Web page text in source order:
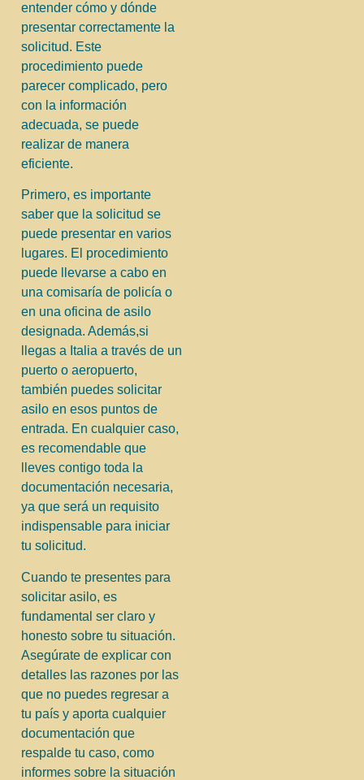
entender cómo y dónde
presentar correctamente la
solicitud. Este
procedimiento puede
parecer complicado, pero
con la información
adecuada, se puede
realizar de manera
eficiente.
Primero, es importante
saber que la solicitud se
puede presentar en varios
lugares. El procedimiento
puede llevarse a cabo en
una comisaría de policía o
en una oficina de asilo
designada. Además,si
llegas a Italia a través de un
puerto o aeropuerto,
también puedes solicitar
asilo en esos puntos de
entrada. En cualquier caso,
es recomendable que
lleves contigo toda la
documentación necesaria,
ya que será un requisito
indispensable para iniciar
tu solicitud.
Cuando te presentes para
solicitar asilo, es
fundamental ser claro y
honesto sobre tu situación.
Asegúrate de explicar con
detalles las razones por las
que no puedes regresar a
tu país y aporta cualquier
documentación que
respalde tu caso, como
informes sobre la situación